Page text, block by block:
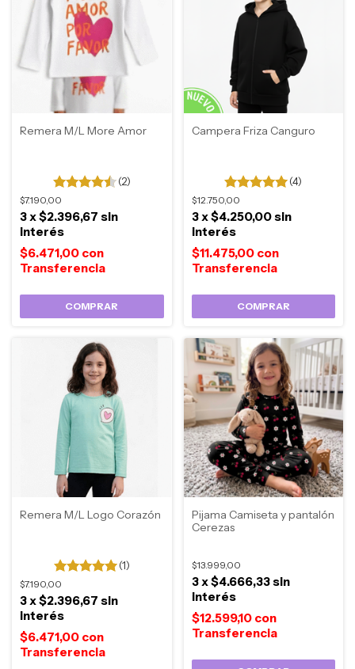
Remera M/L More Amor
(2)
$7.190,00
$6.471,00 con
3 x$2.396,67 sin
interés
COMPRAR
Campera Friza Canguro
(4)
$12.750,00
$11.475,00 con
3 x$4.250,00sin
interés
COMPRAR
Remera M/L Logo Corazón
(1)
$7.190,00
$6.471,00 con
3x$2.396,67 sin
interés
Pijama Camiseta y pantalón
Cerezas
$13.999,00
$12.599,10 con
3x$4.666,33sin
interés